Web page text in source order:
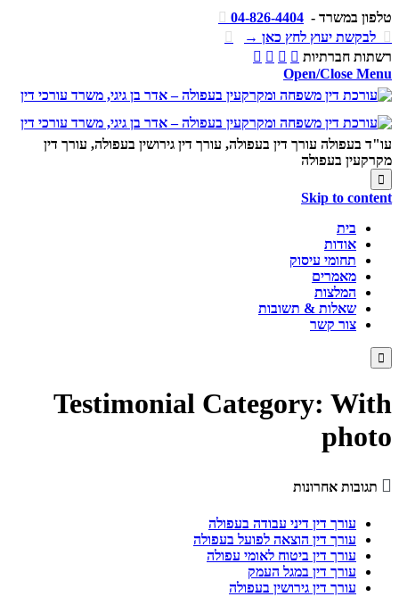
טלפון במשרד - 04-826-4404


לבקשת יעוץ לחץ כאן →

רשתות חברתיות
   
Open/Close Menu
עו"ד בעפולה עורך דין בעפולה, עורך דין גירושין בעפולה, עורך דין
מקרקעין בעפולה

Skip to content
בית
אודות
תחומי עיסוק
מאמרים
המלצות
שאלות & תשובות
צור קשר

Testimonial Category: With
photo
 תגובות אחרונות
עורך דין דיני עבודה בעפולה
עורך דין הוצאה לפועל בעפולה
עורך דין ביטוח לאומי עפולה
עורך דין במגל העמק
עורך דין גירושין בעפולה